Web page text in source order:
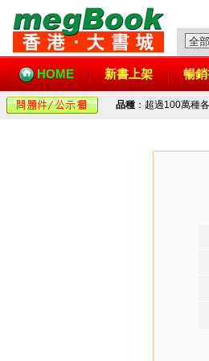
HOME 新書上架 暢
品種 ：超過100萬種